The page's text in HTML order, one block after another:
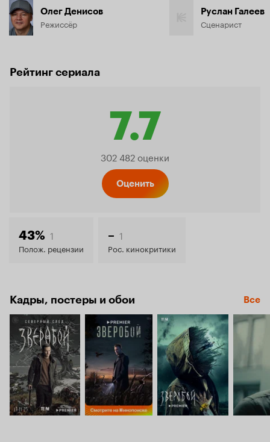
Олег Денисов
Режиссёр
Руслан Галеев
Сценарист
Рейтинг сериала
7.7
Рейтинг
7.7
302 482 оценки
Оценить
43% 1
Полож. рецензии
– 1
Рос. кинокритики
Кадры, постеры и обои Все